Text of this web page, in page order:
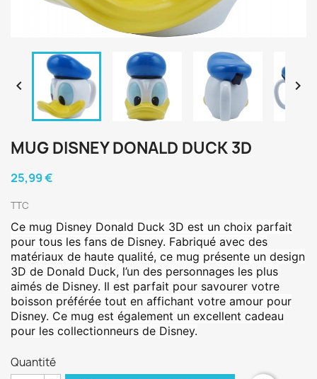
 
MUG DISNEY DONALD DUCK 3D
25,99 €
TTC
Ce mug Disney Donald Duck 3D est un choix parfait
pour tous les fans de Disney. Fabriqué avec des
matériaux de haute qualité, ce mug présente un design
3D de Donald Duck, l’un des personnages les plus
aimés de Disney. Il est parfait pour savourer votre
boisson préférée tout en affichant votre amour pour
Disney. Ce mug est également un excellent cadeau
pour les collectionneurs de Disney.
Quantité